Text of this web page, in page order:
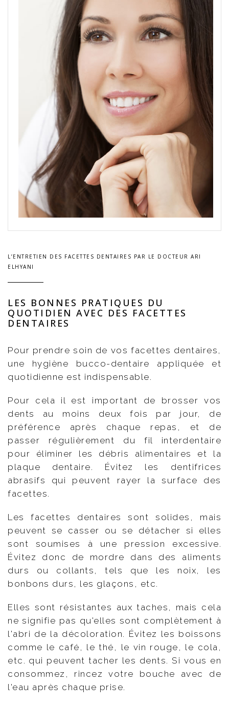
L’ENTRETIEN DES FACETTES DENTAIRES PAR LE DOCTEUR ARI
ELHYANI
LES BONNES PRATIQUES DU
QUOTIDIEN AVEC DES FACETTES
DENTAIRES
Pour prendre soin de vos facettes dentaires,
une hygiène bucco-dentaire appliquée et
quotidienne est indispensable.
Pour cela il est important de brosser vos
dents au moins deux fois par jour, de
préférence après chaque repas, et de
passer régulièrement du fil interdentaire
pour éliminer les débris alimentaires et la
plaque dentaire. Évitez les dentifrices
abrasifs qui peuvent rayer la surface des
facettes.
Les facettes dentaires sont solides, mais
peuvent se casser ou se détacher si elles
sont soumises à une pression excessive.
Évitez donc de mordre dans des aliments
durs ou collants, tels que les noix, les
bonbons durs, les glaçons, etc.
Elles sont résistantes aux taches, mais cela
ne signifie pas qu'elles sont complètement à
l'abri de la décoloration. Évitez les boissons
comme le café, le thé, le vin rouge, le cola,
etc. qui peuvent tacher les dents. Si vous en
consommez, rincez votre bouche avec de
l'eau après chaque prise.